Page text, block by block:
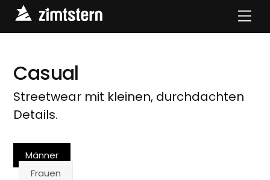
Skip
Casual
Streetwear mit kleinen, durchdachten
Details.
Männer
Frauen